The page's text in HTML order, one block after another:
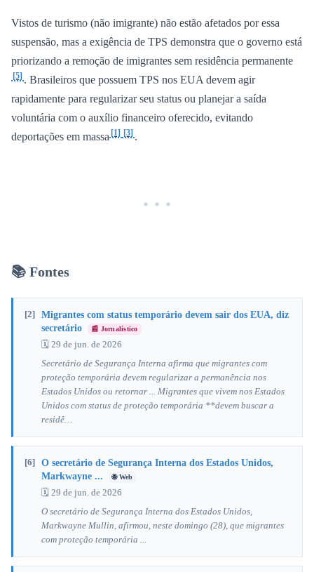
Vistos de turismo (não imigrante) não estão afetados por essa
suspensão, mas a exigência de TPS demonstra que o governo está
priorizando a remoção de imigrantes sem residência permanente
[5] . Brasileiros que possuem TPS nos EUA devem agir
rapidamente para regularizar seu status ou planejar a saída
voluntária com o auxílio financeiro oferecido, evitando
deportações em massa
[1] [3] .
📚 Fontes
[2]
Migrantes com status temporário devem sair dos EUA, diz
secretário
📰 Jornalístico
🗓 29 de jun. de 2026
Secretário de Segurança Interna afirma que migrantes com
proteção temporária devem regularizar a permanência nos
Estados Unidos ou retornar ... Migrantes que vivem nos Estados
Unidos com status de proteção temporária **devem buscar a
residê…
[6]
O secretário de Segurança Interna dos Estados Unidos,
Markwayne ...
🌐 Web
🗓 29 de jun. de 2026
O secretário de Segurança Interna dos Estados Unidos,
Markwayne Mullin, afirmou, neste domingo (28), que migrantes
com proteção temporária ...